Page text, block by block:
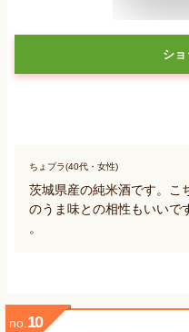
シ
ちょプラ(40代・女性)
茨城県産の純米酒です。こ
のうま味との相性もいいで
。
no. 10